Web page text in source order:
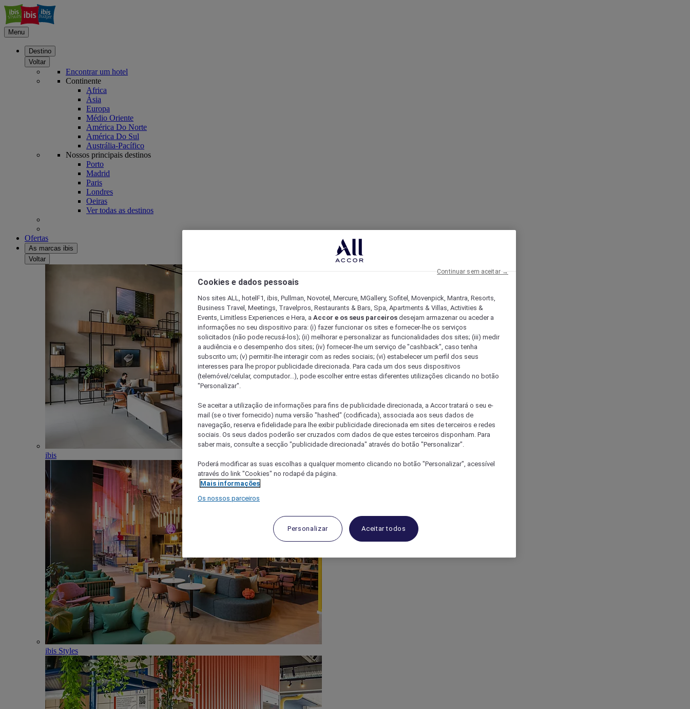
Menu
Destino
Voltar
Encontrar um hotel
Continente
Africa
Ásia
Europa
Médio Oriente
América Do Norte
América Do Sul
Austrália-Pacífico
Nossos principais destinos
Porto
Madrid
Paris
Londres
Oeiras
Ver todas as destinos
Ofertas
As marcas ibis
Voltar
ibis
ibis Styles
Cookies e dados pessoais
Nos sites ALL, hotelF1, ibis, Pullman, Novotel, Mercure, MGallery, Sofitel, Movenpick, Mantra, Resorts,
Business Travel, Meetings, Travelpros, Restaurants & Bars, Spa, Apartments & Villas, Activities &
Events, Limitless Experiences e Hera, a Accor e os seus parceiros desejam armazenar ou aceder a
informações no seu dispositivo para: (i) fazer funcionar os sites e fornecer-lhe os serviços
solicitados (não pode recusá-los); (ii) melhorar e personalizar as funcionalidades dos sites; (iii) medir
a audiência e o desempenho dos sites; (iv) fornecer-lhe um serviço de "cashback", caso tenha
subscrito um; (v) permitir-lhe interagir com as redes sociais; (vi) estabelecer um perfil dos seus
interesses para lhe propor publicidade direcionada. Para cada um dos seus dispositivos
(telemóvel/celular, computador...), pode escolher entre estas diferentes utilizações clicando no botão
"Personalizar".
Se aceitar a utilização de informações para fins de publicidade direcionada, a Accor tratará o seu e-
mail (se o tiver fornecido) numa versão "hashed" (codificada), associada aos seus dados de
navegação, reserva e fidelidade para lhe exibir publicidade direcionada em sites de terceiros e redes
sociais. Os seus dados poderão ser cruzados com dados de que estes terceiros disponham. Para
saber mais, consulte a secção "publicidade direcionada" através do botão "Personalizar".
Poderá modificar as suas escolhas a qualquer momento clicando no botão "Personalizar", acessível
através do link "Cookies" no rodapé da página.
Mais informações
Os nossos parceiros
Personalizar Aceitar todos
Continuar sem aceitar →